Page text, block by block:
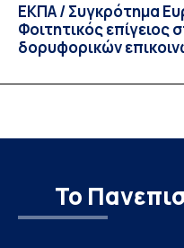
ΕΚΠΑ / Συγκρότημα
Φοιτητικός επίγειος
δορυφορικών
Το